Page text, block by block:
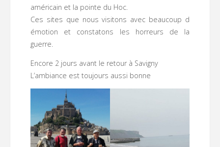
américain et la pointe du Hoc.
Ces sites que nous visitons avec beaucoup d
émotion et constatons les horreurs de la
guerre.
Encore 2 jours avant le retour à Savigny
L’ambiance est toujours aussi bonne